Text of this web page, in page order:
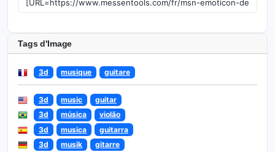
Tags d'Image
3d musique guitare
3d music
guitar
3d
música
violão
3d
musica
guitarra
3d
musik
gitarre